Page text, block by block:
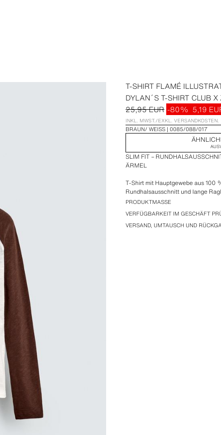
T-SHIRT FLAMÉ
DYLAN´S T-SHIRT CLUB
25,95 EUR -80% 5,19
INKL. MWST./EXKL. VERSANDKOSTEN.
BRAUN/ WEISS 0085/088/017
SLIM FIT –
ÄRMEL
T-Shirt mit Hauptgewebe aus 100
Rundhalsausschnitt und lange
Illustrationen des Films Gremlins™
Besondere Zusammenarbeit von
PRODUKTMASSE
VERFÜGBARKEIT IM GESCHÄFT
VERSAND, UMTAUSCH UND